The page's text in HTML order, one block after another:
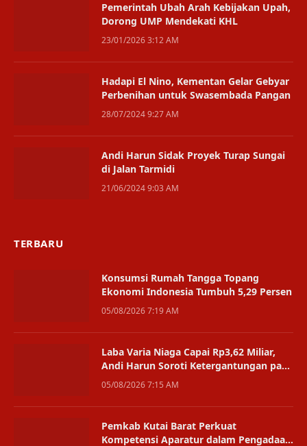
Pemerintah Ubah Arah Kebijakan Upah,
Dorong UMP Mendekati KHL
23/01/2026 3:12 AM
Hadapi El Nino, Kementan Gelar Gebyar
Perbenihan untuk Swasembada Pangan
28/07/2024 9:27 AM
Andi Harun Sidak Proyek Turap Sungai
di Jalan Tarmidi
21/06/2024 9:03 AM
TERBARU
Konsumsi Rumah Tangga Topang
Ekonomi Indonesia Tumbuh 5,29 Persen
05/08/2026 7:19 AM
Laba Varia Niaga Capai Rp3,62 Miliar,
Andi Harun Soroti Ketergantungan pada
Satu Bisnis
05/08/2026 7:15 AM
Pemkab Kutai Barat Perkuat
Kompetensi Aparatur dalam Pengadaan